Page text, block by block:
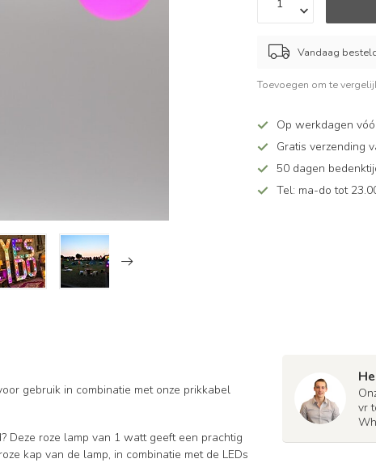
Vandaag
Toevoegen om te
Op werkdagen
Gratis verzending
50 dagen
Tel: ma-do tot
gebruik in combinatie met onze prikkabel
Deze roze lamp van 1 watt geeft een prachtig
kap van de lamp, in combinatie met de LEDs
vr